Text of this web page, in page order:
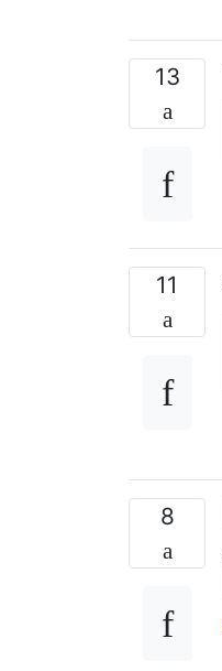
13
11
8